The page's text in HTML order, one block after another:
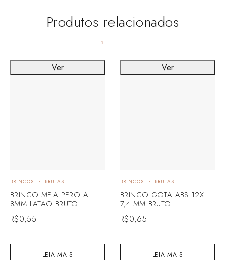
Produtos relacionados
LEIA MAIS
BRINCOS BRUTAS
BRINCO MEIA PEROLA
8MM LATAO BRUTO
R$0,55
Ver
LEIA MAIS
BRINCOS BRUTAS
BRINCO GOTA ABS 12X
7,4 MM BRUTO
R$0,65
Ver